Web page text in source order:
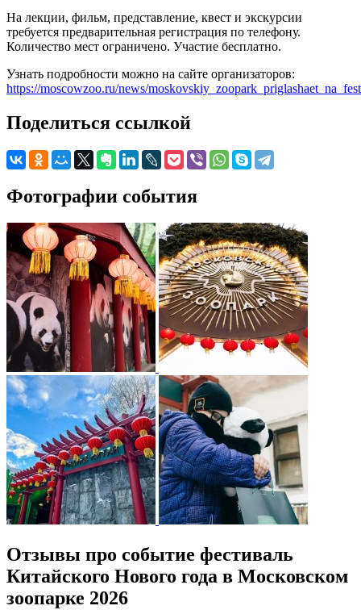
На лекции, фильм, представление, квест и экскурсии
требуется предварительная регистрация по телефону.
Количество мест ограничено. Участие бесплатно.
Узнать подробности можно на сайте организаторов:
https://moscowzoo.ru/news/
Поделиться ссылкой
Фотографии события
Отзывы про событие фестиваль
Китайского Нового года в Московском
зоопарке 2026